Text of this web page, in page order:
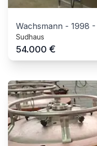
Wachsmann - 1998 -
Sudhaus
54.000 €